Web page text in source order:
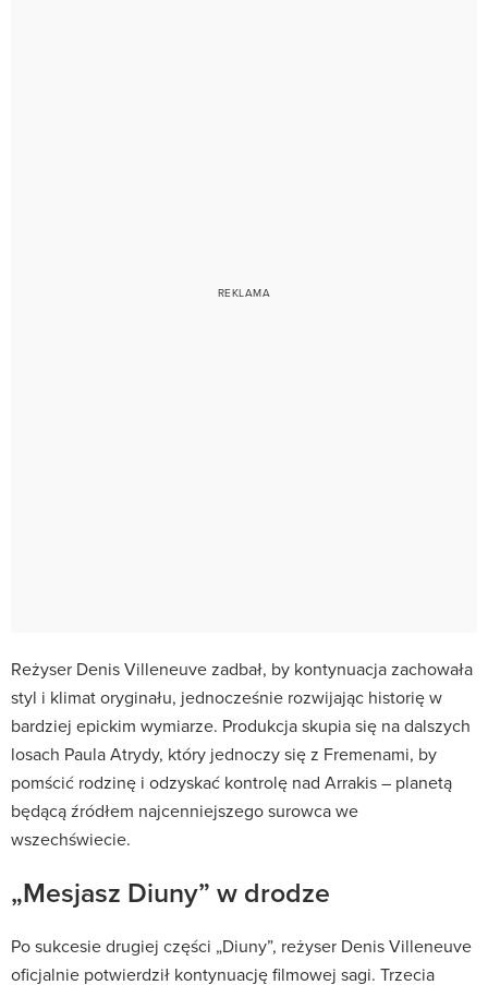
Reżyser Denis Villeneuve zadbał, by kontynuacja zachowała
styl i klimat oryginału, jednocześnie rozwijając historię w
bardziej epickim wymiarze. Produkcja skupia się na dalszych
losach Paula Atrydy, który jednoczy się z Fremenami, by
pomścić rodzinę i odzyskać kontrolę nad Arrakis – planetą
będącą źródłem najcenniejszego surowca we
wszechświecie.
„Mesjasz Diuny” w drodze
Po sukcesie drugiej części „Diuny”, reżyser Denis Villeneuve
oficjalnie potwierdził kontynuację filmowej sagi. Trzecia